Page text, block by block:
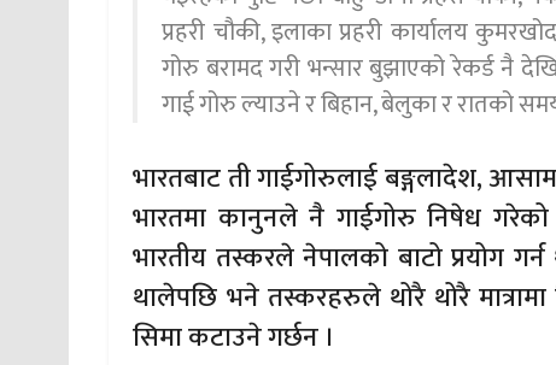
प्रहरी चौकी, इलाका प्रहरी कार्यालय
गोरु बरामद गरी भन्सार बुझाएको रेकर्ड नै
गाई गोरु ल्याउने र बिहान, बेलुका र रातको
भारतबाट ती गाईगोरुलाई बङ्गलादेश,
भारतमा कानुनले नै गाईगोरु निषेध
भारतीय तस्करले नेपालको बाटो प्रयोग
थालेपछि भने तस्करहरुले थोरै थोरै
सिमा कटाउने गर्छन ।